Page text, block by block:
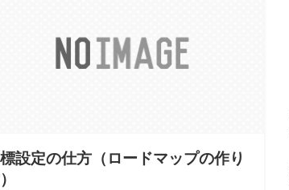
設定の仕方（ロードマップの作り